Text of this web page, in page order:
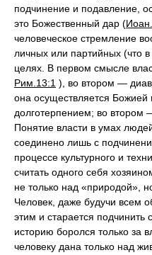
подчинение и подавление,
это Божественный дар (
человеческое стремление
личных или партийных (что
целях. В первом смысле
Рим.13:1 ), во втором —
она осуществляется
долготерпением; во
Понятие власти в умах
соединено лишь с
процессе культурного и
считать одного себя
не только над «природой»,
Человек, даже будучи всем
этим и старается подчинить
историю боролся только за
человеку дана только над